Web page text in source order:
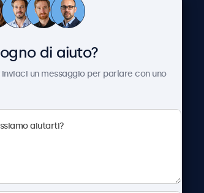
Chi siamo
Notizie e aggiornamenti
Beetronics
Lavora con noi
di aiuto?
un messaggio per parlare con uno